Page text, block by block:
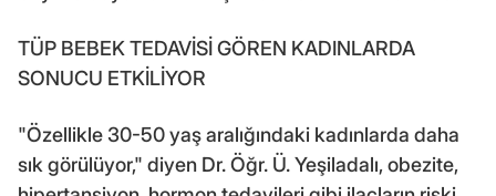
TÜP BEBEK TEDAVİSİ GÖREN KADINLARDA
SONUCU ETKİLİYOR
"Özellikle 30-50 yaş aralığındaki kadınlarda daha
sık görülüyor," diyen Dr. Öğr. Ü. Yeşiladalı, obezite,